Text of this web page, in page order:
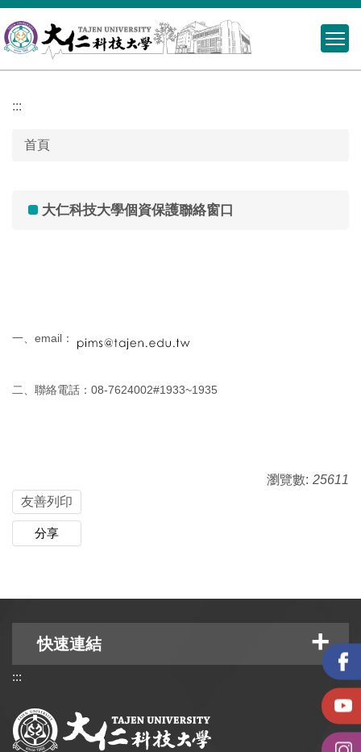
跳
到
主
要
容
:::
首頁
大仁科技大學個資保護聯絡窗口
一、email：
二、聯絡電話：08-7624002#1933~1935
瀏覽數: 25611
友善列印
分享
快速連結
:::